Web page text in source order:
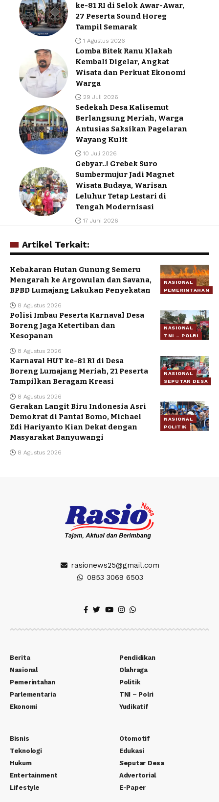
ke-81 RI di Selok Awar-Awar,
27 Peserta Sound Horeg
Tampil Semarak
1 Agustus 2026
Lomba Bitek Ranu Klakah
Kembali Digelar, Angkat
Wisata dan Perkuat Ekonomi
Warga
29 Juli 2026
Sedekah Desa Kalisemut
Berlangsung Meriah, Warga
Antusias Saksikan Pagelaran
Wayang Kulit
10 Juli 2026
Gebyar..! Grebek Suro
Sumbermujur Jadi Magnet
Wisata Budaya, Warisan
Leluhur Tetap Lestari di
Tengah Modernisasi
17 Juni 2026
Artikel Terkait:
NASIONAL
PEMERINTAHAN
Kebakaran Hutan Gunung Semeru
Mengarah ke Argowulan dan Savana,
BPBD Lumajang Lakukan Penyekatan
8 Agustus 2026
NASIONAL
TNI – POLRI
Polisi Imbau Peserta Karnaval Desa
Boreng Jaga Ketertiban dan
Kesopanan
8 Agustus 2026
NASIONAL
SEPUTAR DESA
Karnaval HUT ke-81 RI di Desa
Boreng Lumajang Meriah, 21 Peserta
Tampilkan Beragam Kreasi
8 Agustus 2026
NASIONAL
POLITIK
Gerakan Langit Biru Indonesia Asri
Demokrat di Pantai Bomo, Michael
Edi Hariyanto Kian Dekat dengan
Masyarakat Banyuwangi
8 Agustus 2026
rasionews25@gmail.com
0853 3069 6503
Berita
Nasional
Pemerintahan
Parlementaria
Ekonomi
Pendidikan
Olahraga
Politik
TNI – Polri
Yudikatif
Bisnis
Teknologi
Hukum
Entertainment
Lifestyle
Otomotif
Edukasi
Seputar Desa
Advertorial
E-Paper